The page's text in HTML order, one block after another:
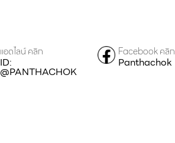
แอดไลน์ คลิก
ID:
@PANTHACHOK
Facebook คลิก
Panthachok